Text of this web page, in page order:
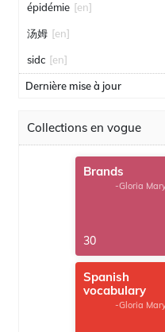
épidémie [en]
汤姆 [en]
sidc [en]
Dernière mise à jour
Collections en vogue
Brands
-Gloria
30
Spanish
vocabulary
-Gloria